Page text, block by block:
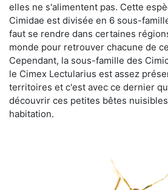
elles ne s'alimentent pas. Cette
Cimidae est divisée en 6 sous-
faut se rendre dans certaines
monde pour retrouver chacune de
Cependant, la sous-famille des
le Cimex Lectularius est assez
territoires et c'est avec ce dernier
découvrir ces petites bêtes
habitation.